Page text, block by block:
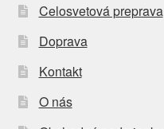
Celosvetová preprava
Doprava
Kontakt
O nás